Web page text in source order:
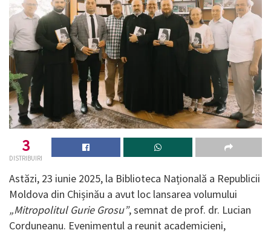
3
DISTRIBUIRI
Astăzi, 23 iunie 2025, la Biblioteca Națională a Republicii
Moldova din Chișinău a avut loc lansarea volumului
„Mitropolitul Gurie Grosu”, semnat de prof. dr. Lucian
Corduneanu. Evenimentul a reunit academicieni,